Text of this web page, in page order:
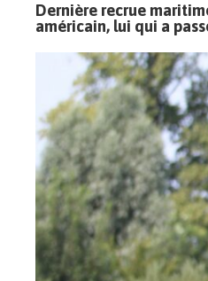
Dernière recrue
américain, lui qui a